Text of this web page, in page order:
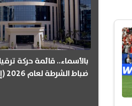
بالأسماء.. قائمة حركة
ضباط الشرطة لعام 2026 (إنفوجراف)